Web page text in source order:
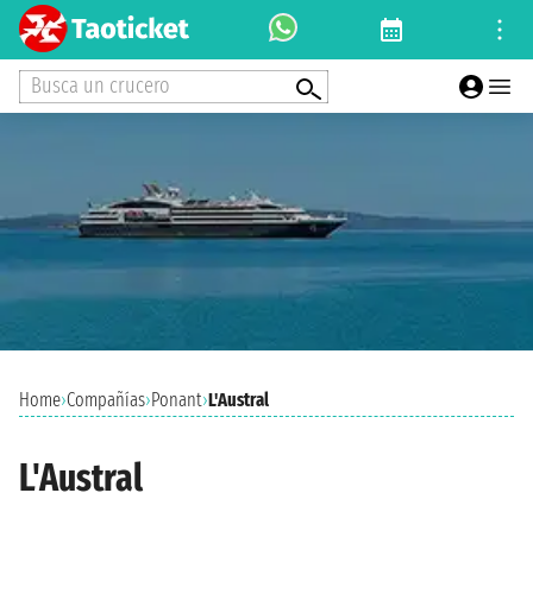
Busca un crucero
Home›Compañías›Ponant›L'Austral
L'Austral